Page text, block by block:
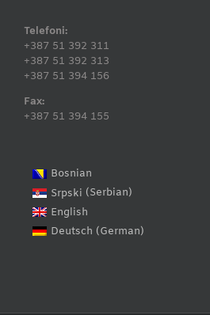
Telefoni:
+387 51 392 311
+387 51 392 313
+387 51 394 156
Fax:
+387 51 394 155
Bosnian
Srpski (Serbian)
English
Deutsch (German)